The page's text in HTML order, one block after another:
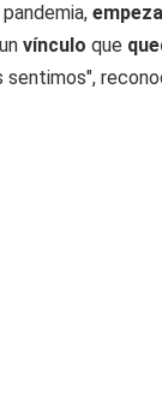
vínculo que